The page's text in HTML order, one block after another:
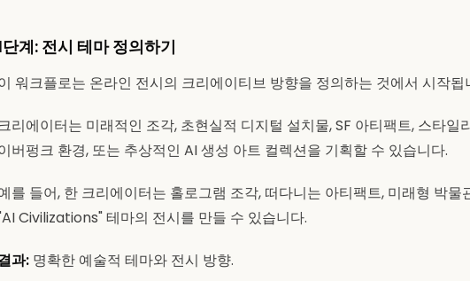
단계: 전시 테마 정의하기
워크플로는 온라인 전시의 크리에이티브 방향을 정의하는 것에서 시작됩
리에이터는 미래적인 조각, 초현실적 디지털 설치물, SF 아티팩트, 스타일
버펑크 환경, 또는 추상적인 AI 생성 아트 컬렉션을 기획할 수 있습니다.
를 들어, 한 크리에이터는 홀로그램 조각, 떠다니는 아티팩트, 미래형 박물
Civilizations" 테마의 전시를 만들 수 있습니다.
과: 명확한 예술적 테마와 전시 방향.